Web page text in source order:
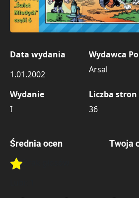
Data wydania
1.01.2002
Wydawca
Arsal
Wydanie
I
Liczba stron
36
Średnia ocen
Rate this item:
Twoja